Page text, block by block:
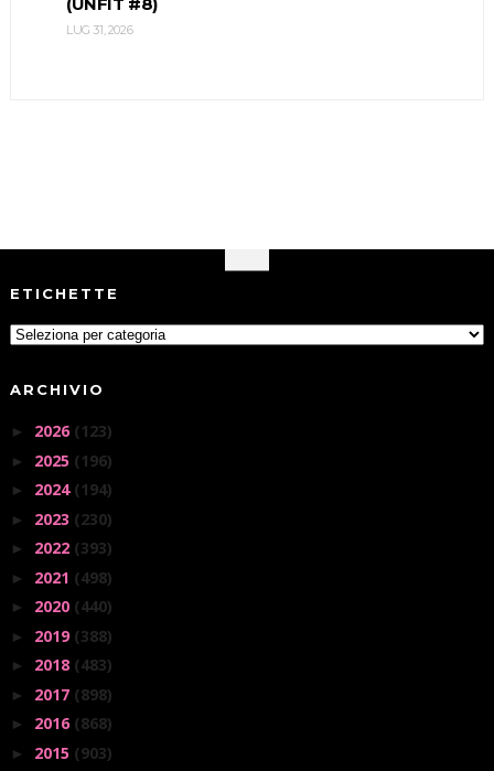
LUG 31, 2026
ETICHETTE
ARCHIVIO
► 2026 (123)
► 2025 (196)
► 2024 (194)
► 2023 (230)
► 2022 (393)
► 2021 (498)
► 2020 (440)
► 2019 (388)
► 2018 (483)
► 2017 (898)
► 2016 (868)
► 2015 (903)